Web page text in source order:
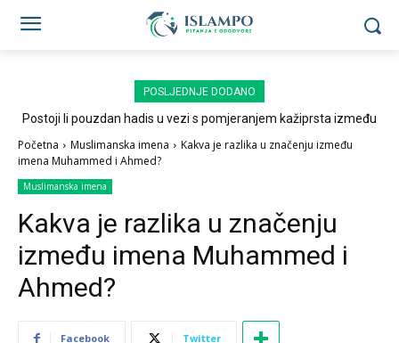
POSLJEDNJE DODANO
Postoji li pouzdan hadis u vezi s pomjeranjem kažiprsta između
Početna Muslimanska imena
Kakva je razlika u značenju između
imena Muhammed i Ahmed?
Muslimanska imena
Kakva je razlika u značenju
između imena Muhammed i
Ahmed?
Facebook Twitter